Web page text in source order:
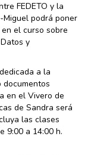
FEDETO y la
Miguel podrá poner
el curso sobre
y
a la
documentos
en el Vivero de
de Sandra será
las clases
9:00 a 14:00 h.